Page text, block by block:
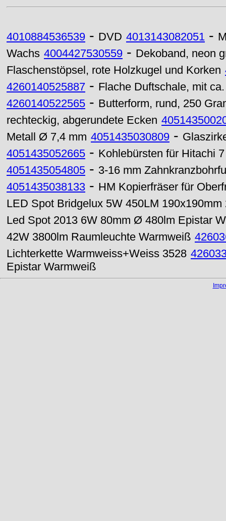
4010884536539 - DVD 4013143082051 -
Wachs 4004427530559 - Dekoband, neon
Flaschenstöpsel, rote Holzkugel und Korken
4260140525887 - Flache Duftschale, mit
4260140522565 - Butterform, rund, 250
rechteckig, abgerundete Ecken
Metall Ø 7,4 mm 4051435030809 -
4051435052665 - Kohlebürsten für Hitachi
4051435054805 - 3-16 mm
4051435038133 - HM Kopierfräser für
LED Spot Bridgelux 5W 450LM 190x190mm
Led Spot 2013 6W 80mm Ø 480lm Epistar
42W 3800lm Raumleuchte Warmweiß
Lichterkette Warmweiss+Weiss 3528
Epistar Warmweiß